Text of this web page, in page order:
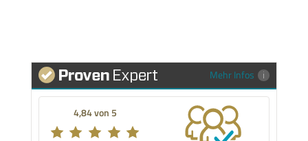
Mehr Infos
4,84 von 5